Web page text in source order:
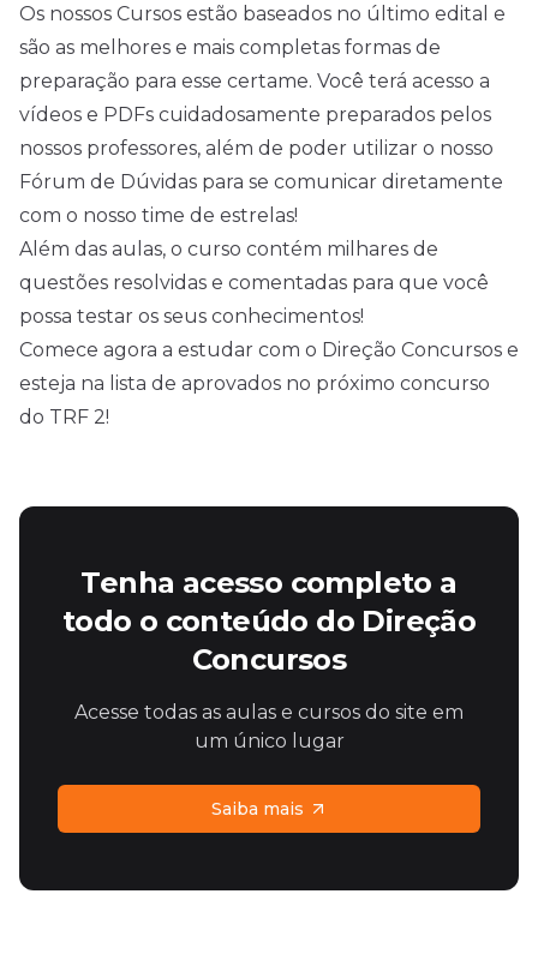
Os nossos Cursos estão baseados no último edital e
são as melhores e mais completas formas de
preparação para esse certame. Você terá acesso a
vídeos e PDFs cuidadosamente preparados pelos
nossos professores, além de poder utilizar o nosso
Fórum de Dúvidas para se comunicar diretamente
com o nosso time de estrelas!
Além das aulas, o curso contém milhares de
questões resolvidas e comentadas para que você
possa testar os seus conhecimentos!
Comece agora a estudar com o Direção Concursos e
esteja na lista de aprovados no próximo concurso
do TRF 2!
Tenha acesso completo a
todo o conteúdo do Direção
Concursos
Acesse todas as aulas e cursos do site em
um único lugar
Saiba mais